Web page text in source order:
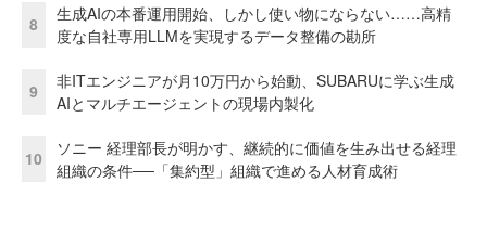
8
生成AIの本番運用開始、しかし使い物にならない……高精
度な自社専用LLMを実現するデータ整備の勘所
9
非ITエンジニアが月10万円から始動、SUBARUに学ぶ生成
AIとマルチエージェントの現場内製化
10
ソニー 経理部長が明かす、継続的に価値を生み出せる経理
組織の条件──「集約型」組織で進める人材育成術